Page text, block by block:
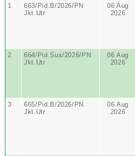
1
663/Pid.B/2026/PN
Jkt.Utr
06 Aug
2026
2
664/Pid.Sus/2026/PN
Jkt.Utr
06 Aug
2026
3
665/Pid.B/2026/PN
Jkt.Utr
06 Aug
2026